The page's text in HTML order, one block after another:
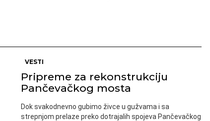
VESTI
Pripreme za rekonstrukciju
Pančevačkog mosta
Dok svakodnevno gubimo živce u gužvama i sa
strepnjom prelaze preko dotrajalih spojeva Pančevačkog